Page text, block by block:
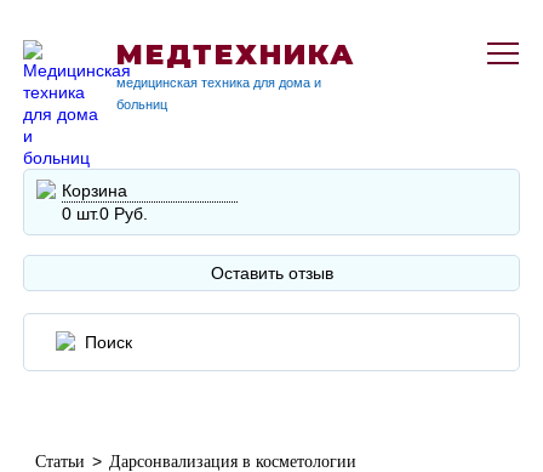
МЕДТЕХНИКА
медицинская техника для дома и
больниц
Корзина
0 шт.0 Руб.
Оставить отзыв
Статьи > Дарсонвализация в косметологии